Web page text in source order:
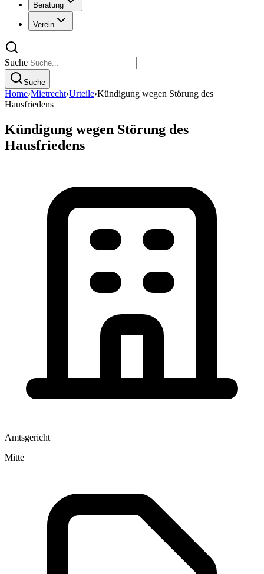
Beratung
Verein
Suche
Suche
Home›Mietrecht›Urteile›Kündigung wegen Störung des
Hausfriedens
Kündigung wegen Störung des
Hausfriedens
Amtsgericht
Mitte